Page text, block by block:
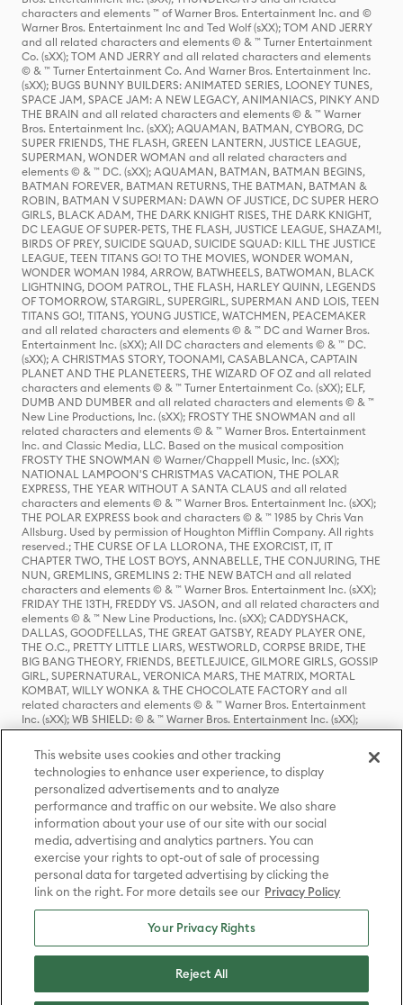
characters and elements ™ of Warner Bros. Entertainment Inc. and ©
Warner Bros. Entertainment Inc and Ted Wolf (sXX); TOM AND JERRY
and all related characters and elements © & ™ Turner Entertainment
Co. (sXX); TOM AND JERRY and all related characters and elements
© & ™ Turner Entertainment Co. And Warner Bros. Entertainment Inc.
(sXX); BUGS BUNNY BUILDERS: ANIMATED SERIES, LOONEY TUNES,
SPACE JAM, SPACE JAM: A NEW LEGACY, ANIMANIACS, PINKY AND
THE BRAIN and all related characters and elements © & ™ Warner
Bros. Entertainment Inc. (sXX); AQUAMAN, BATMAN, CYBORG, DC
SUPER FRIENDS, THE FLASH, GREEN LANTERN, JUSTICE LEAGUE,
SUPERMAN, WONDER WOMAN and all related characters and
elements © & ™ DC. (sXX); AQUAMAN, BATMAN, BATMAN BEGINS,
BATMAN FOREVER, BATMAN RETURNS, THE BATMAN, BATMAN &
ROBIN, BATMAN V SUPERMAN: DAWN OF JUSTICE, DC SUPER HERO
GIRLS, BLACK ADAM, THE DARK KNIGHT RISES, THE DARK KNIGHT,
DC LEAGUE OF SUPER-PETS, THE FLASH, JUSTICE LEAGUE, SHAZAM!,
BIRDS OF PREY, SUICIDE SQUAD, SUICIDE SQUAD: KILL THE JUSTICE
LEAGUE, TEEN TITANS GO! TO THE MOVIES, WONDER WOMAN,
WONDER WOMAN 1984, ARROW, BATWHEELS, BATWOMAN, BLACK
LIGHTNING, DOOM PATROL, THE FLASH, HARLEY QUINN, LEGENDS
OF TOMORROW, STARGIRL, SUPERGIRL, SUPERMAN AND LOIS, TEEN
TITANS GO!, TITANS, YOUNG JUSTICE, WATCHMEN, PEACEMAKER
and all related characters and elements © & ™ DC and Warner Bros.
Entertainment Inc. (sXX); All DC characters and elements © & ™ DC.
(sXX); A CHRISTMAS STORY, TOONAMI, CASABLANCA, CAPTAIN
PLANET AND THE PLANETEERS, THE WIZARD OF OZ and all related
characters and elements © & ™ Turner Entertainment Co. (sXX); ELF,
DUMB AND DUMBER and all related characters and elements © & ™
New Line Productions, Inc. (sXX); FROSTY THE SNOWMAN and all
related characters and elements © & ™ Warner Bros. Entertainment
Inc. and Classic Media, LLC. Based on the musical composition
FROSTY THE SNOWMAN © Warner/Chappell Music, Inc. (sXX);
NATIONAL LAMPOON'S CHRISTMAS VACATION, THE POLAR
EXPRESS, THE YEAR WITHOUT A SANTA CLAUS and all related
characters and elements © & ™ Warner Bros. Entertainment Inc. (sXX);
THE POLAR EXPRESS book and characters © & ™ 1985 by Chris Van
Allsburg. Used by permission of Houghton Mifflin Company. All rights
reserved.; THE CURSE OF LA LLORONA, THE EXORCIST, IT, IT
CHAPTER TWO, THE LOST BOYS, ANNABELLE, THE CONJURING, THE
NUN, GREMLINS, GREMLINS 2: THE NEW BATCH and all related
characters and elements © & ™ Warner Bros. Entertainment Inc. (sXX);
FRIDAY THE 13TH, FREDDY VS. JASON, and all related characters and
elements © & ™ New Line Productions, Inc. (sXX); CADDYSHACK,
DALLAS, GOODFELLAS, THE GREAT GATSBY, READY PLAYER ONE,
THE O.C., PRETTY LITTLE LIARS, WESTWORLD, CORPSE BRIDE, THE
BIG BANG THEORY, FRIENDS, BEETLEJUICE, GILMORE GIRLS, GOSSIP
GIRL, SUPERNATURAL, VERONICA MARS, THE MATRIX, MORTAL
KOMBAT, WILLY WONKA & THE CHOCOLATE FACTORY and all
related characters and elements © & ™ Warner Bros. Entertainment
Inc. (sXX); WB SHIELD: © & ™ Warner Bros. Entertainment Inc. (sXX);
HOUSE OF THE DRAGON, GAME OF THRONES, and all related
characters and elements © & ™ Home Box Office, Inc. (sXX); CHILLING
ADVENTURES OF SABRINA, RIVERDALE © & ™ Warner Bros.
Entertainment Inc. Archie Comics and all related characters and
elements © & ™ Archie Comic Publications, Inc. Used with permission.
(sXX); SEINFELD and all related characters and elements © & ™ Castle
Rock Entertainment. (sXX); TED LASSO © & ™ Warner Bros.
Entertainment Inc. & Universal Television LLC (sXX); THE HOBBIT: AN
UNEXPECTED JOURNEY, THE HOBBIT: THE DESOLATION OF SMAUG,
THE HOBBIT: THE BATTLE OF THE FIVE ARMIES, THE LORD OF THE
RINGS: THE FELLOWSHIP OF THE RING, THE LORD OF THE RINGS: THE
TWO TOWERS, THE LORD OF THE RINGS: THE RETURN OF THE KING
and the names of the characters, items, events and places therein are
TM of The Saul Zaentz Company d/b/a Middle-earth Enterprises
under license to New Line Productions, Inc. (sXX), © Warner Bros.
Entertainment Inc. All rights reserved; WHERE THE WILD THINGS ARE
Entertainment Inc. (sXX); WIZARDING WORLD and all related
trademarks, characters, names, and indicia are © & ™ Warner Bros.
This website uses cookies and other tracking
technologies to enhance user experience, to display
personalized advertisements and to analyze
performance and traffic on our website. We also share
information about your use of our site with our social
media, advertising and analytics partners. You can
exercise your rights to opt-out of sale of processing
personal data for targeted advertising by clicking the
link on the right. For more details see our Privacy Policy
Your Privacy Rights
Reject All